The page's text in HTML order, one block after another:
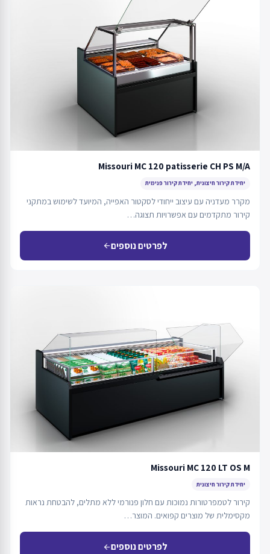
Missouri MC 120 patisserie CH PS M/A
יחידת קירור חיצונית, יחידת קירור פנימית
מקרר מעדניה עם עיצוב ייחודי לסקטור האפייה, המיועד לשימוש במתקני
קירור מתקדמים עם אפשרויות תצוגה…
לפרטים נוספיםarrow_back
Missouri MC 120 LT OS M
יחידת קירור חיצונית
קירור לטמפרטורות נמוכות עם חלון פנורמי ללא מתלים, להבטחת נראות
מקסימלית של מוצרים קפואים. המוצר…
לפרטים נוספיםarrow_back